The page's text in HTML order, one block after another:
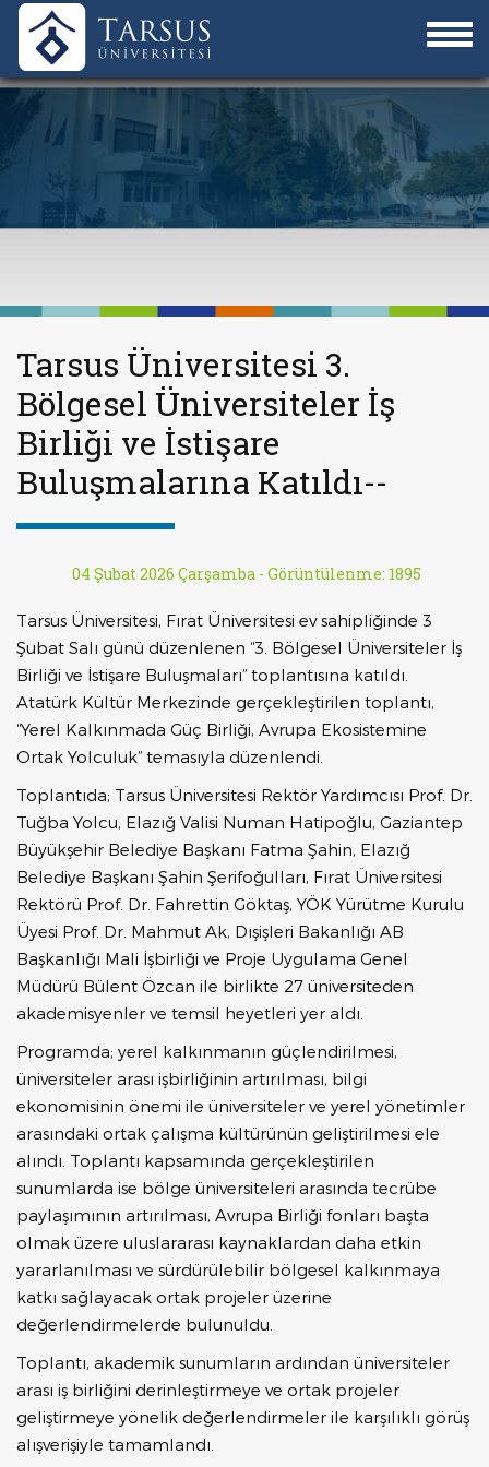
Tarsus Üniversitesi 3.
Bölgesel Üniversiteler İş
Birliği ve İstişare
Buluşmalarına Katıldı--
04 Şubat 2026 Çarşamba - Görüntülenme: 1895
Tarsus Üniversitesi, Fırat Üniversitesi ev sahipliğinde 3
Şubat Salı günü düzenlenen “3. Bölgesel Üniversiteler İş
Birliği ve İstişare Buluşmaları” toplantısına katıldı.
Atatürk Kültür Merkezinde gerçekleştirilen toplantı,
“Yerel Kalkınmada Güç Birliği, Avrupa Ekosistemine
Ortak Yolculuk” temasıyla düzenlendi.
Toplantıda; Tarsus Üniversitesi Rektör Yardımcısı Prof. Dr.
Tuğba Yolcu, Elazığ Valisi Numan Hatipoğlu, Gaziantep
Büyükşehir Belediye Başkanı Fatma Şahin, Elazığ
Belediye Başkanı Şahin Şerifoğulları, Fırat Üniversitesi
Rektörü Prof. Dr. Fahrettin Göktaş, YÖK Yürütme Kurulu
Üyesi Prof. Dr. Mahmut Ak, Dışişleri Bakanlığı AB
Başkanlığı Mali İşbirliği ve Proje Uygulama Genel
Müdürü Bülent Özcan ile birlikte 27 üniversiteden
akademisyenler ve temsil heyetleri yer aldı.
Programda; yerel kalkınmanın güçlendirilmesi,
üniversiteler arası işbirliğinin artırılması, bilgi
ekonomisinin önemi ile üniversiteler ve yerel yönetimler
arasındaki ortak çalışma kültürünün geliştirilmesi ele
alındı. Toplantı kapsamında gerçekleştirilen
sunumlarda ise bölge üniversiteleri arasında tecrübe
paylaşımının artırılması, Avrupa Birliği fonları başta
olmak üzere uluslararası kaynaklardan daha etkin
yararlanılması ve sürdürülebilir bölgesel kalkınmaya
katkı sağlayacak ortak projeler üzerine
değerlendirmelerde bulunuldu.
Toplantı, akademik sunumların ardından üniversiteler
arası iş birliğini derinleştirmeye ve ortak projeler
geliştirmeye yönelik değerlendirmeler ile karşılıklı görüş
alışverişiyle tamamlandı.